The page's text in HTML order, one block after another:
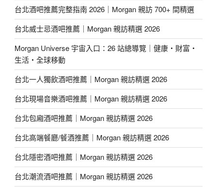
台北酒吧推薦完整指南 2026｜Morgan 親訪 700+ 間精選
台北威士忌酒吧推薦｜Morgan 親訪精選 2026
Morgan Universe 宇宙入口：26 站總導覽｜健康・財富・
生活・全球移動
台北一人獨飲酒吧推薦｜Morgan 親訪精選 2026
台北現場音樂酒吧推薦｜Morgan 親訪精選 2026
台北包廂酒吧推薦｜Morgan 親訪精選 2026
台北高端餐廳/餐酒推薦｜Morgan 親訪精選 2026
台北隱密酒吧推薦｜Morgan 親訪精選 2026
台北潮流酒吧推薦｜Morgan 親訪精選 2026